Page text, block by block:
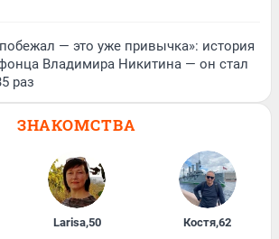
— это уже привычка»: история
Владимира Никитина — он стал
раз
ЗНАКОМСТВА
Larisa,50 Костя,62